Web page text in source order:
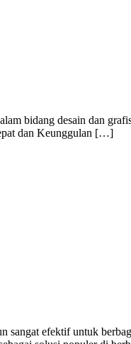
bidang desain dan
dan Keunggulan […]
sangat efektif untuk